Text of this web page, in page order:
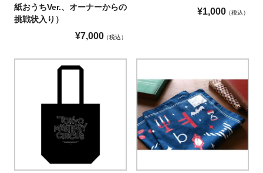
紙おうちVer.、オーナーからの
挑戦状入り）
¥7,000 税込
¥1,000 税込